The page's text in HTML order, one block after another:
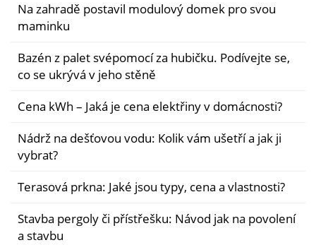
Na zahradě postavil modulový domek pro svou
maminku
Bazén z palet svépomocí za hubičku. Podívejte se,
co se ukrývá v jeho stěně
Cena kWh – Jaká je cena elektřiny v domácnosti?
Nádrž na dešťovou vodu: Kolik vám ušetří a jak ji
vybrat?
Terasová prkna: Jaké jsou typy, cena a vlastnosti?
Stavba pergoly či přístřešku: Návod jak na povolení
a stavbu